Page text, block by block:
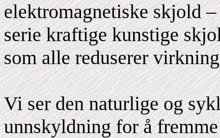
elektromagnetiske skjold
serie kraftige kunstige
som alle reduserer
Vi ser den naturlige og
unnskyldning for å